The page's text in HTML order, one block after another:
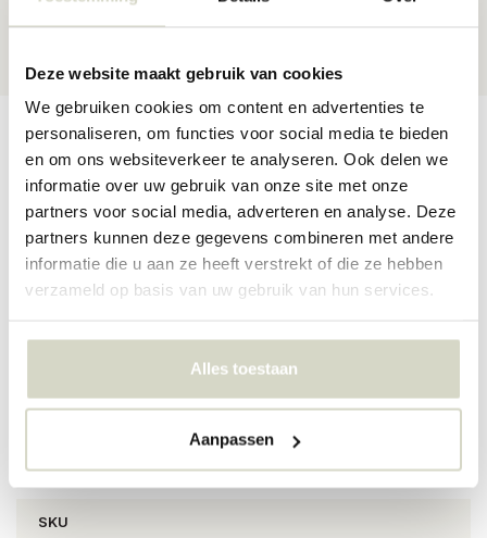
Deze website maakt gebruik van cookies
We gebruiken cookies om content en advertenties te
personaliseren, om functies voor social media te bieden
en om ons websiteverkeer te analyseren. Ook delen we
informatie over uw gebruik van onze site met onze
partners voor social media, adverteren en analyse. Deze
partners kunnen deze gegevens combineren met andere
informatie die u aan ze heeft verstrekt of die ze hebben
verzameld op basis van uw gebruik van hun services.
Alles toestaan
Aanpassen
Productomschrijving Productspecificaties Reviews
Marmeren kandelaar van Broste Copenhagen. De Broste
Copenhagen Torus kandelaar is beschikbaar in twee kleuren en
heeft een afmeting van Ø17,5x5cm.
Afmeting: diameter 17,5 x hoogte 5cm
Kleur: zwart
PRODUCTSPECIFICATIES
Artikelnummer 70410019
SKU